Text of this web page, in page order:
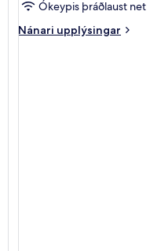
SuiteÓkeypis þráðlaust net
Nánari upplýsingar
Nánari